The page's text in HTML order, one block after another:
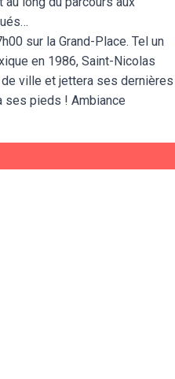
sur la Grand-Place. Tel un
en 1986, Saint-Nicolas
ville et jettera ses dernières
ses pieds ! Ambiance